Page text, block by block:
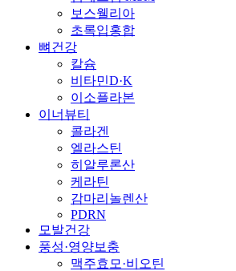
보스웰리아
초록입홍합
뼈건강
칼슘
비타민D·K
이소플라본
이너뷰티
콜라겐
엘라스틴
히알루론산
케라틴
감마리놀렌산
PDRN
모발건강
풍성·영양보충
맥주효모·비오틴